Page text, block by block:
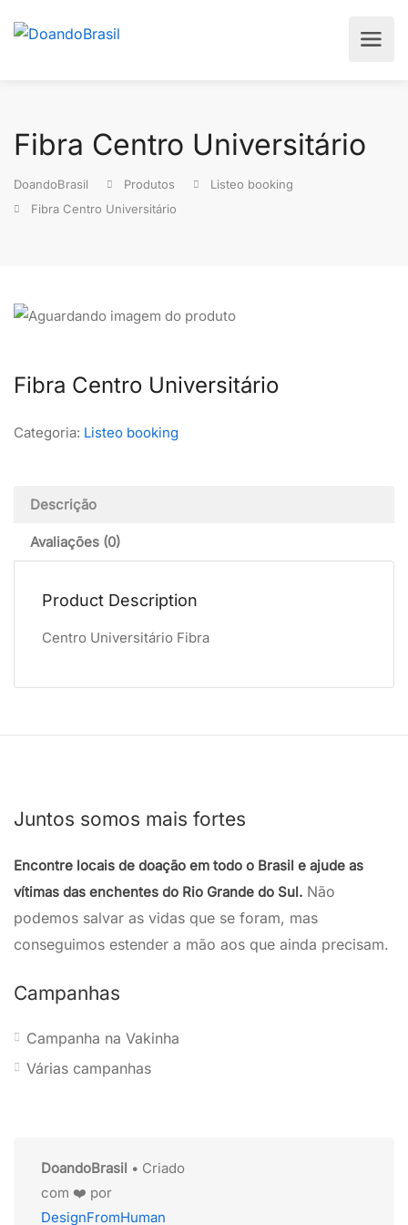
Fibra Centro Universitário
DoandoBrasil Produtos
Listeo booking
Fibra Centro Universitário
Fibra Centro Universitário
Categoria: Listeo booking
Descrição
Avaliações (0)
Product Description
Centro Universitário Fibra
Juntos somos mais fortes
Encontre locais de doação em todo o Brasil e ajude as
vítimas das enchentes do Rio Grande do Sul. Não
podemos salvar as vidas que se foram, mas
conseguimos estender a mão aos que ainda precisam.
Campanhas
Campanha na Vakinha
Várias campanhas
DoandoBrasil • Criado
com ❤️ por
DesignFromHuman